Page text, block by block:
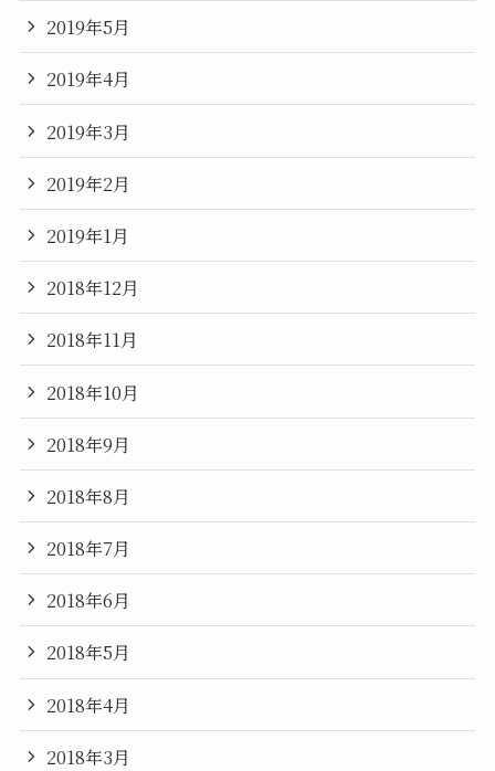
2019年5月
2019年4月
2019年3月
2019年2月
2019年1月
2018年12月
2018年11月
2018年10月
2018年9月
2018年8月
2018年7月
2018年6月
2018年5月
2018年4月
2018年3月